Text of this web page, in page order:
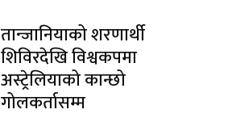
तान्जानियाको शरणार्थी
शिविरदेखि विश्वकपमा
अस्ट्रेलियाको कान्छो
गोलकर्तासम्म